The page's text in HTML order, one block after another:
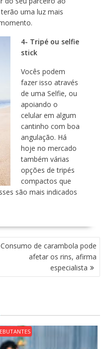
uma luz mais
4- Tripé ou selfie
stick
Vocês podem
fazer isso através
de uma Selfie, ou
apoiando o
celular em algum
cantinho com boa
angulação. Há
hoje no mercado
também várias
opções de tripés
compactos que
são mais indicados
Consumo de carambola pode
afetar os rins, afirma
especialista